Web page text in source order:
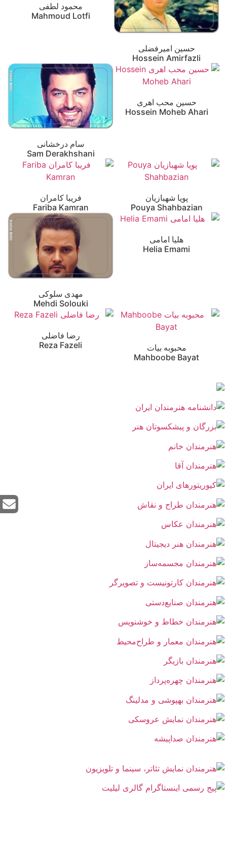
حسین امیرفضلی
Hossein Amirfazli
محمود لطفی
Mahmoud Lotfi
حسین محب اهری
Hossein Moheb Ahari
سام درخشانی
Sam Derakhshani
پویا شهبازیان
Pouya Shahbazian
فریبا کامران
Fariba Kamran
هلیا امامی
Helia Emami
مهدی سلوکی
Mehdi Solouki
محبوبه بیات
Mahboobe Bayat
رضا فاضلی
Reza Fazeli